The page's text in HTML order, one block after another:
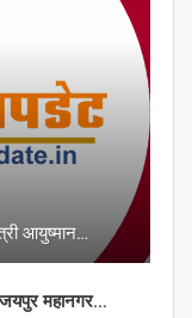
आयुष्मान…
जयपुर महानगर…